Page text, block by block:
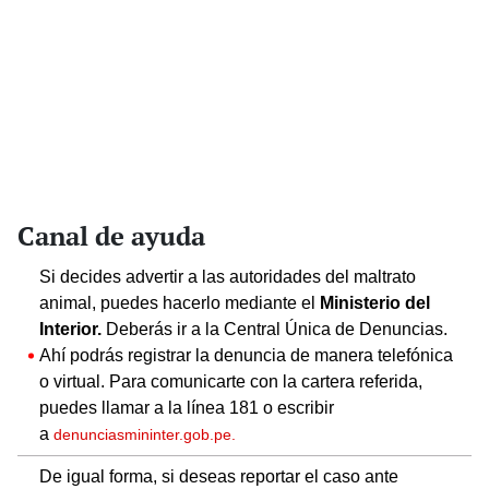
Canal de ayuda
Si decides advertir a las autoridades del maltrato
animal, puedes hacerlo mediante el Ministerio del
Interior. Deberás ir a la Central Única de Denuncias.
Ahí podrás registrar la denuncia de manera telefónica
o virtual. Para comunicarte con la cartera referida,
puedes llamar a la línea 181 o escribir
a denunciasmininter.gob.pe.
De igual forma, si deseas reportar el caso ante